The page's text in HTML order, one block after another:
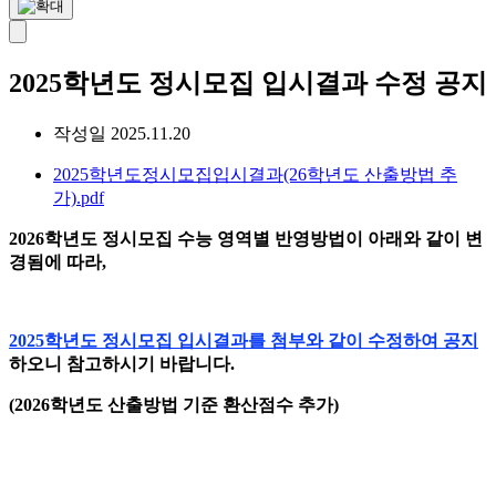
2025학년도 정시모집 입시결과 수정 공지
작성일 2025.11.20
2025학년도정시모집입시결과(26학년도 산출방법 추
가).pdf
2026학년도 정시모집 수능 영역별 반영방법이 아래와 같이 변
경됨에 따라,
2025학년도 정시모집 입시결과를 첨부와 같이 수정하여 공지
하오니 참고하시기 바랍니다.
(2026학년도 산출방법 기준 환산점수 추가)